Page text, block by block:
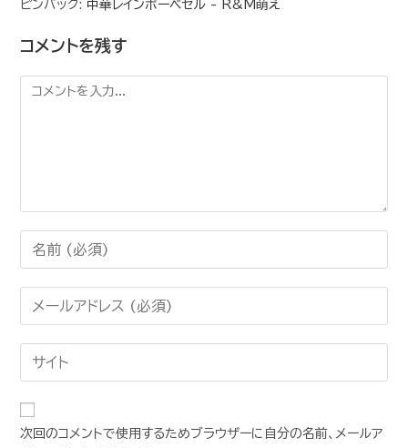
ピンバック: 中華レインボーベセル - R&M萌え
コメントを残す
次回のコメントで使用するためブラウザーに自分の名前、メールア